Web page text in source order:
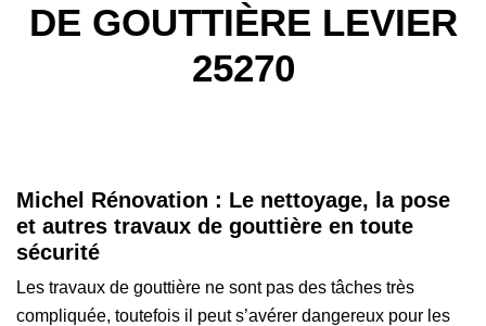
DE GOUTTIÈRE LEVIER
25270
Michel Rénovation : Le nettoyage, la pose
et autres travaux de gouttière en toute
sécurité
Les travaux de gouttière ne sont pas des tâches très
compliquée, toutefois il peut s’avérer dangereux pour les